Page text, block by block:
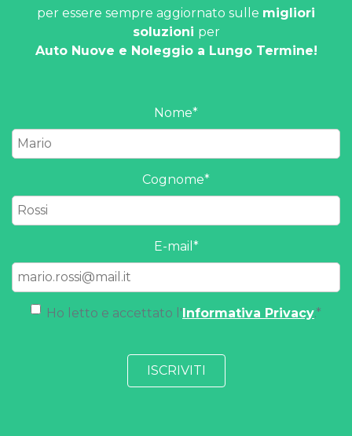
per essere sempre aggiornato sulle migliori
soluzioni per
Auto Nuove e Noleggio a Lungo Termine!
Nome*
Cognome*
E-mail *
Ho letto e accettato l'Informativa Privacy.*